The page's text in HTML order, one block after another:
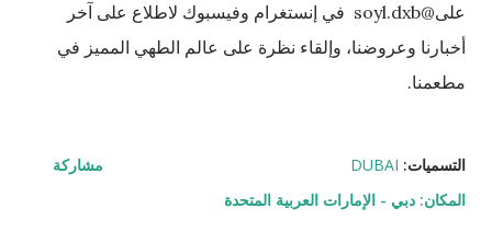
على@soyl.dxb في إنستغرام وفيسبوك لاطلاع على آخر
أخبارنا وعروضنا، وإلقاء نظرة على عالم الطهي المميز في
مطعمنا.
التسميات: DUBAI
المكان: دبي - الإمارات العربية المتحدة
مشاركة